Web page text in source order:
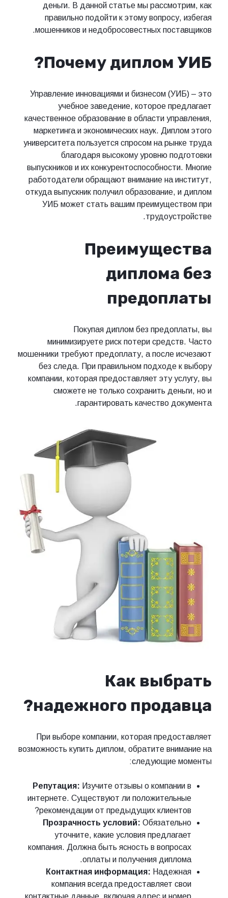
деньги. В данной статье мы рассмотрим, как
правильно подойти к этому вопросу, избегая
мошенников и недобросовестных поставщиков.
Почему диплом УИБ?
Управление инновациями и бизнесом (УИБ) – это
учебное заведение, которое предлагает
качественное образование в области управления,
маркетинга и экономических наук. Диплом этого
университета пользуется спросом на рынке труда
благодаря высокому уровню подготовки
выпускников и их конкурентоспособности. Многие
работодатели обращают внимание на институт,
откуда выпускник получил образование, и диплом
УИБ может стать вашим преимуществом при
трудоустройстве.
Преимущества
диплома без
предоплаты
Покупая диплом без предоплаты, вы
минимизируете риск потери средств. Часто
мошенники требуют предоплату, а после исчезают
без следа. При правильном подходе к выбору
компании, которая предоставляет эту услугу, вы
сможете не только сохранить деньги, но и
гарантировать качество документа.
Как выбрать
надежного продавца?
При выборе компании, которая предоставляет
возможность купить диплом, обратите внимание на
следующие моменты:
Репутация: Изучите отзывы о компании в
интернете. Существуют ли положительные
рекомендации от предыдущих клиентов?
Прозрачность условий: Обязательно
уточните, какие условия предлагает
компания. Должна быть ясность в вопросах
оплаты и получения диплома.
Контактная информация: Надежная
компания всегда предоставляет свои